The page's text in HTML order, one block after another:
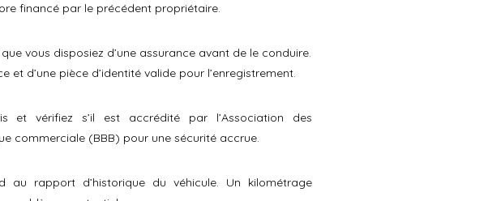
financé par le précédent propriétaire.
vous disposiez d’une assurance avant de le conduire.
d’une pièce d’identité valide pour l’enregistrement.
et vérifiez s’il est accrédité par l’Association des
commerciale (BBB) pour une sécurité accrue.
au rapport d’historique du véhicule. Un kilométrage